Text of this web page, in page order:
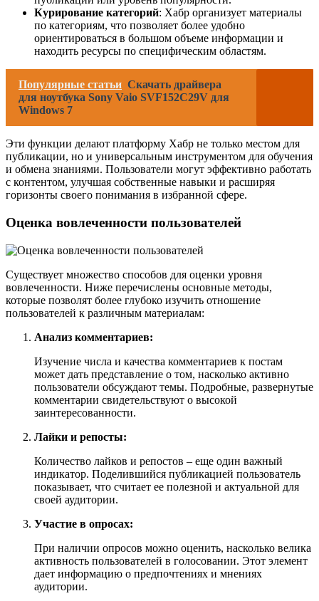
Курирование категорий: Хабр организует материалы
по категориям, что позволяет более удобно
ориентироваться в большом объеме информации и
находить ресурсы по специфическим областям.
Популярные статьи Скачать драйвера
для ноутбука Sony Vaio SVF152C29V для
Windows 7
Эти функции делают платформу Хабр не только местом для
публикации, но и универсальным инструментом для обучения
и обмена знаниями. Пользователи могут эффективно работать
с контентом, улучшая собственные навыки и расширяя
горизонты своего понимания в избранной сфере.
Оценка вовлеченности пользователей
Существует множество способов для оценки уровня
вовлеченности. Ниже перечислены основные методы,
которые позволят более глубоко изучить отношение
пользователей к различным материалам:
Анализ комментариев:
Изучение числа и качества комментариев к постам
может дать представление о том, насколько активно
пользователи обсуждают темы. Подробные, развернутые
комментарии свидетельствуют о высокой
заинтересованности.
Лайки и репосты:
Количество лайков и репостов – еще один важный
индикатор. Поделившийся публикацией пользователь
показывает, что считает ее полезной и актуальной для
своей аудитории.
Участие в опросах:
При наличии опросов можно оценить, насколько велика
активность пользователей в голосовании. Этот элемент
дает информацию о предпочтениях и мнениях
аудитории.